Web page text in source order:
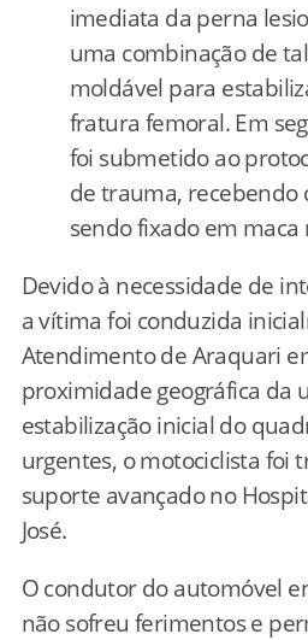
imediata da perna
uma combinação de
moldável para
fratura femoral. Em
foi submetido ao
de trauma, recebendo
sendo fixado em maca
Devido à necessidade de
a vítima foi conduzida
Atendimento de Araquari
proximidade geográfica da
estabilização inicial do
urgentes, o motociclista foi
suporte avançado no
José.
O condutor do automóvel
não sofreu ferimentos e